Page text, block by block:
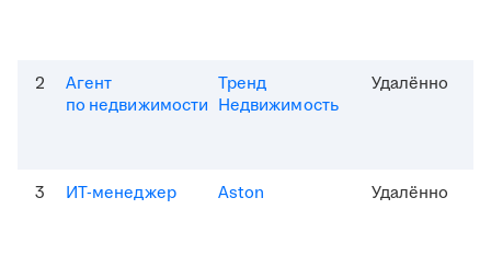
2
Агент
по недвижимости
Тренд
Недвижимость
Удалённо
3 ИТ-менеджер Aston Удалённо